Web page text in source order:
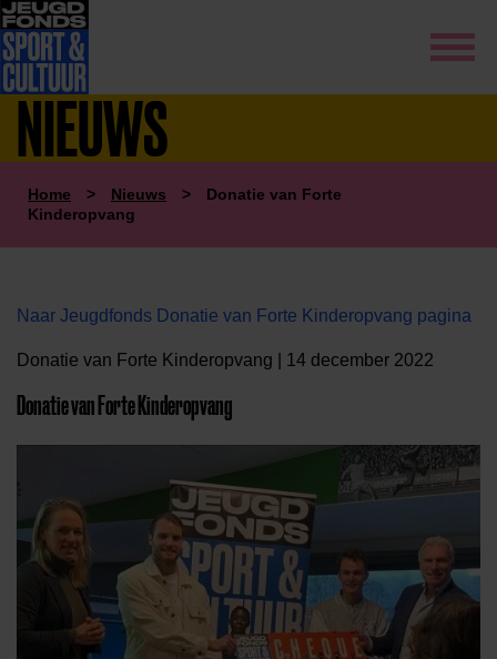
NIEUWS
Home > Nieuws >
Donatie van Forte
Kinderopvang
Naar Jeugdfonds Donatie van Forte Kinderopvang pagina
Donatie van Forte Kinderopvang | 14 december 2022
Donatie van Forte Kinderopvang